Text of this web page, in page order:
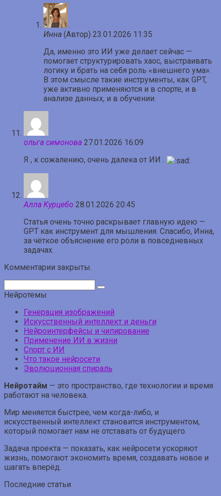
Инна (Автор) 23.01.2026 11:35
Да, именно это ИИ уже делает сейчас —
помогает структурировать хаос, выстраивать
логику и брать на себя роль «внешнего ума».
В этом смысле такие инструменты, как GPT,
уже активно применяются и в спорте, и в
анализе данных, и в обучении.
ольга симонова 27.01.2026 16:09
Я , к сожалению, очень далека от ИИ .
Алла Курцебо 28.01.2026 20:45
Статья очень точно раскрывает главную идею —
GPT как инструмент для мышления. Спасибо, Инна,
за чёткое объяснение его роли в повседневных
задачах.
Комментарии закрыты.
Нейротемы
Генерация изображений
Искусственный интеллект и деньги
Нейроинтерфейсы и чипирование
Применение ИИ в жизни
Спорт с ИИ
Что такое нейросети
Эволюционная спираль
Нейротайм — это пространство, где технологии и время
работают на человека.
Мир меняется быстрее, чем когда-либо, и
искусственный интеллект становится инструментом,
который помогает нам не отставать от будущего.
Задача проекта — показать, как нейросети ускоряют
жизнь, помогают экономить время, создавать новое и
шагать вперёд.
Последние статьи